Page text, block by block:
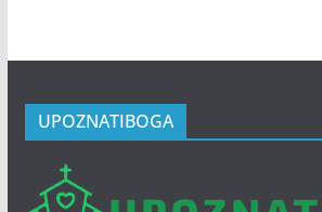
UPOZNATIBOGA